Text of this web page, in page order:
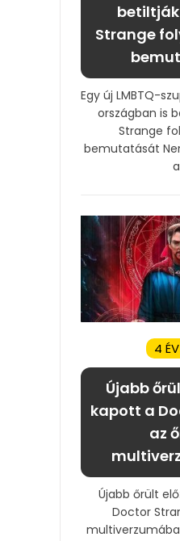
Strange
Egy új LMBTQ-
országban is
Strange
bemutatását
4
Újabb
kapott a
az
Újabb őrült
Doctor